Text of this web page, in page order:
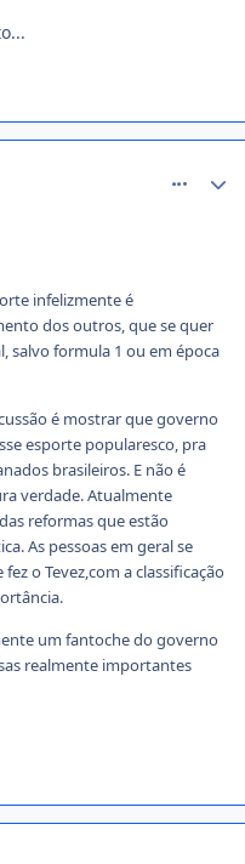
infelizmente é
dos outros, que se quer
salvo formula 1 ou em época
é mostrar que governo
esporte popularesco, pra
brasileiros. E não é
verdade. Atualmente
reformas que estão
As pessoas em geral se
o Tevez,com a classificação
um fantoche do governo
realmente importantes